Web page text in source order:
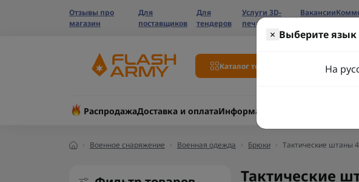
Отзывы про
магазин
Для
поставщиков
Для
тендеров
Услуги 3D-
печати
Вакансии
Каталог товаров
РаспродажаДоставка и оплатаИнформация
Военное снаряжение Военная одежда Брюки Тактические штаны
× Выберите язык
На
Тактические